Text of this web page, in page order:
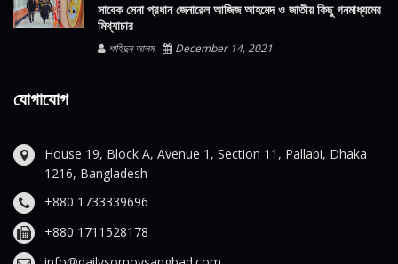
সাবেক সেনা প্রধান জেনারেল আজিজ আহমেদ ও জাতীয় কিছু গনমাধ্যমের
মিথ্যাচার
শাহিদুন আলম December 14, 2021
যোগাযোগ
House 19, Block A, Avenue 1, Section 11, Pallabi, Dhaka
1216, Bangladesh
+880 1733339696
+880 1711528178